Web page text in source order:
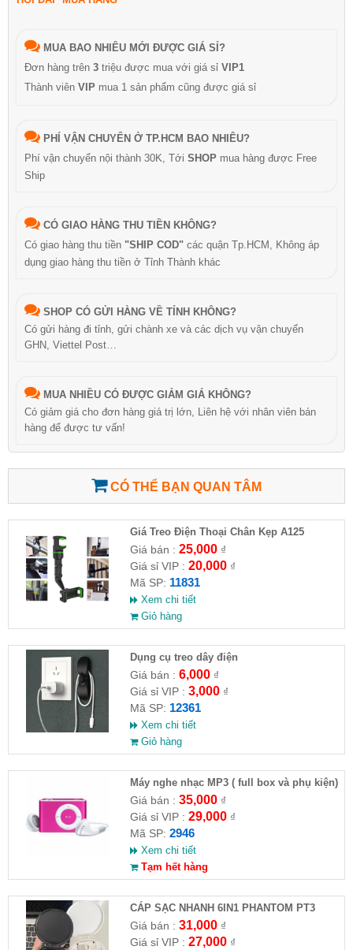
MUA BAO NHIÊU MỚI ĐƯỢC GIÁ SỈ?
Đơn hàng trên 3 triệu được mua với giá sỉ VIP1
Thành viên VIP mua 1 sản phẩm cũng được giá sỉ
PHÍ VẬN CHUYỂN Ở TP.HCM BAO NHIÊU?
Phí vận chuyển nội thành 30K, Tới SHOP mua hàng được Free
Ship
CÓ GIAO HÀNG THU TIỀN KHÔNG?
Có giao hàng thu tiền "SHIP COD" các quận Tp.HCM, Không áp
dụng giao hàng thu tiền ở Tỉnh Thành khác
SHOP CÓ GỬI HÀNG VỀ TỈNH KHÔNG?
Có gửi hàng đi tỉnh, gửi chành xe và các dịch vụ vận chuyển
GHN, Viettel Post…
MUA NHIỀU CÓ ĐƯỢC GIẢM GIÁ KHÔNG?
Có giảm giá cho đơn hàng giá trị lớn, Liên hệ với nhân viên bán
hàng để được tư vấn!
CÓ THỂ BẠN QUAN TÂM
Giá Treo Điện Thoại Chân Kẹp A125
Giá bán : 25,000₫
Giá sỉ VIP : 20,000₫
Mã SP: 11831
Xem chi tiết
Giỏ hàng
Dụng cụ treo dây điện
Giá bán : 6,000₫
Giá sỉ VIP : 3,000₫
Mã SP: 12361
Xem chi tiết
Giỏ hàng
Máy nghe nhạc MP3 ( full box và phụ kiện)
Giá bán : 35,000₫
Giá sỉ VIP : 29,000₫
Mã SP: 2946
Xem chi tiết
Tạm hết hàng
CÁP SẠC NHANH 6IN1 PHANTOM PT3
Giá bán : 31,000₫
Giá sỉ VIP : 27,000₫